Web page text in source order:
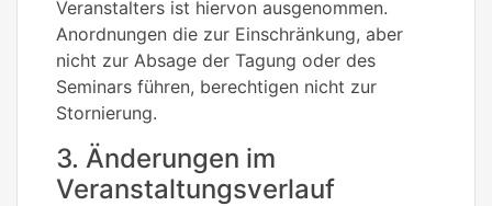
Veranstalters ist hiervon ausgenommen.
Anordnungen die zur Einschränkung, aber
nicht zur Absage der Tagung oder des
Seminars führen, berechtigen nicht zur
Stornierung.
3. Änderungen im
Veranstaltungsverlauf